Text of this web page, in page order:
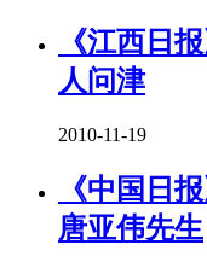
《江西日
人问津
2010-11-19
《中国日
唐亚伟先生